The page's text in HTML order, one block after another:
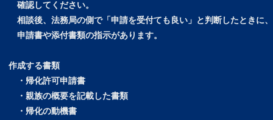
確認してください。
相談後、法務局の側で「申請を受付ても良い」と判断したときに、
申請書や添付書類の指示があります。
作成する書類
・帰化許可申請書
・親族の概要を記載した書類
・帰化の動機書